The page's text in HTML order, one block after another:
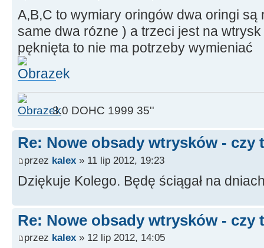
A,B,C to wymiary oringów dwa oringi są
same dwa rózne ) a trzeci jest na
pęknięta to nie ma potrzeby wymieniać
3.0 DOHC 1999 35''
Re: Nowe obsady wtrysków - czy
przez kalex » 11 lip 2012, 19:23
Dziękuje Kolego. Będę ściągał na
Re: Nowe obsady wtrysków - czy
przez kalex » 12 lip 2012, 14:05